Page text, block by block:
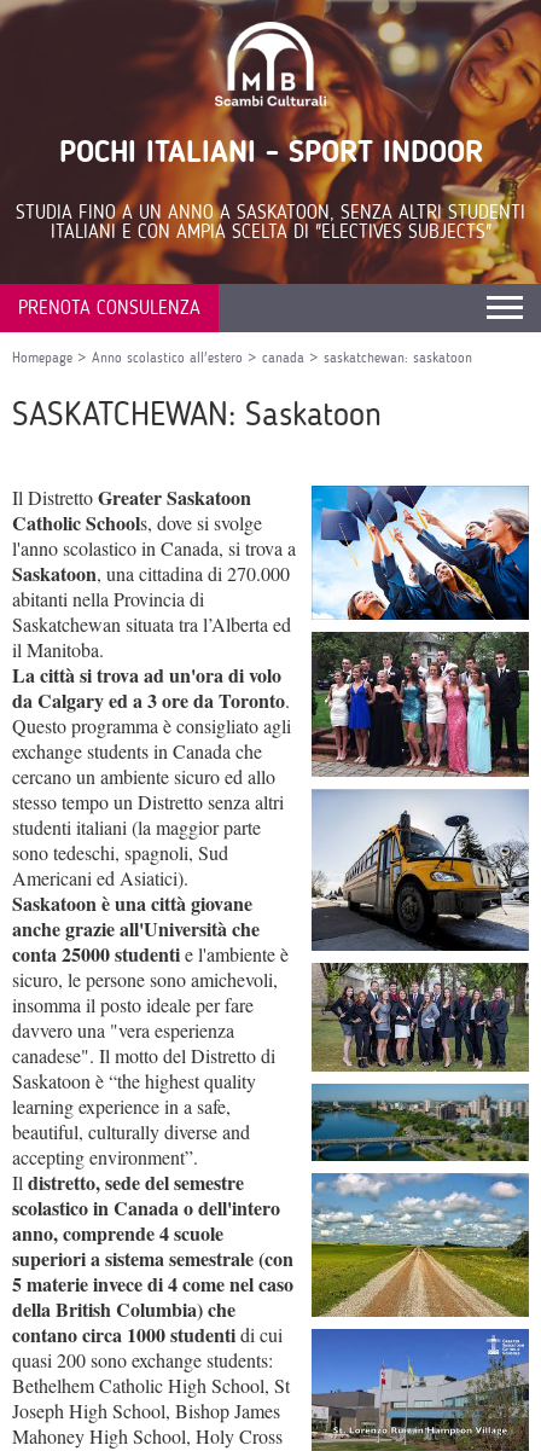
POCHI ITALIANI - SPORT INDOOR
STUDIA FINO A UN ANNO A SASKATOON, SENZA ALTRI STUDENTI
ITALIANI E CON AMPIA SCELTA DI "ELECTIVES SUBJECTS"
PRENOTA CONSULENZA
Homepage > Anno scolastico all'estero > canada > saskatchewan: saskatoon
SASKATCHEWAN: Saskatoon
Il DistrettoGreater Saskatoon
Catholic Schools, dove si svolge
l'anno scolastico in Canada, si trova a
Saskatoon, una cittadina di 270.000
abitanti nella Provincia di
Saskatchewan situata tra l’Alberta ed
il Manitoba.
La città si trova ad un'ora di volo
da Calgary ed a 3 ore da Toronto.
Questo programma è consigliato agli
exchange students in Canada che
cercano un ambiente sicuro ed allo
stesso tempo un Distretto senza altri
studenti italiani (la maggior parte
sono tedeschi, spagnoli, Sud
Americani ed Asiatici).
Saskatoon è una città giovane
anche grazie all'Università che
conta 25000 studentie l'ambiente è
sicuro, le persone sono amichevoli,
insomma il posto ideale per fare
davvero una "vera esperienza
canadese". Il motto del Distretto di
Saskatoon è “the highest quality
learning experience in a safe,
beautiful, culturally diverse and
accepting environment”.
Il distretto, sede del semestre
scolastico in Canada o dell'intero
anno, comprende 4 scuole
superiori a sistema semestrale (con
5 materie invece di 4 come nel caso
della British Columbia) che
contano circa 1000 studentidi cui
quasi 200 sono exchange students:
Bethelhem Catholic High School, St
Joseph High School, Bishop James
Mahoney High School, Holy Cross